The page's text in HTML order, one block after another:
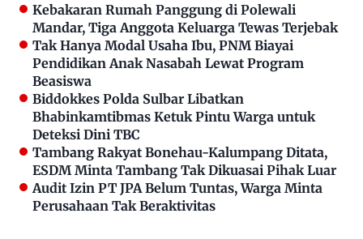
Kebakaran Rumah Panggung di Polewali
Mandar, Tiga Anggota Keluarga Tewas Terjebak
Tak Hanya Modal Usaha Ibu, PNM Biayai
Pendidikan Anak Nasabah Lewat Program
Beasiswa
Biddokkes Polda Sulbar Libatkan
Bhabinkamtibmas Ketuk Pintu Warga untuk
Deteksi Dini TBC
Tambang Rakyat Bonehau-Kalumpang Ditata,
ESDM Minta Tambang Tak Dikuasai Pihak Luar
Audit Izin PT JPA Belum Tuntas, Warga Minta
Perusahaan Tak Beraktivitas